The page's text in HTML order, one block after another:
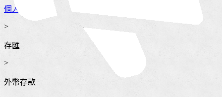
個人服務
>
存匯
>
外幣存款